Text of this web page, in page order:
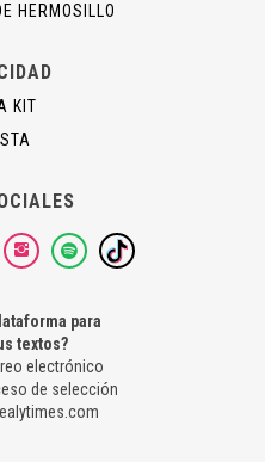
HERMOSILLO
KIT
para
textos?
electrónico
de selección